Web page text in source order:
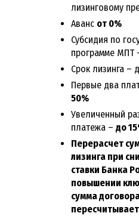
лизинговому
Аванс от 0%
Субсидия по
программе МПТ
Срок лизинга –
Первые два
50%
Увеличенный
платежа – до
Перерасчет
лизинга при
ставки Банка
повышении
сумма